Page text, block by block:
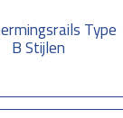
Type
B Stijlen